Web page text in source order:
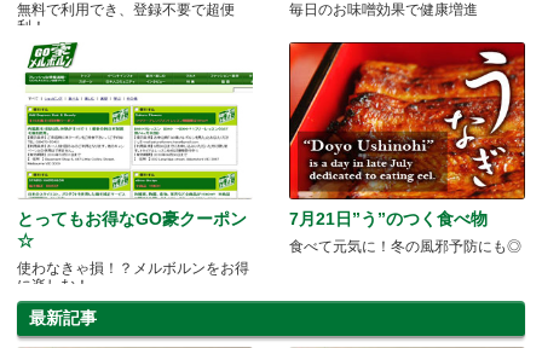
無料で利用でき、登録不要で超便
利！
毎日のお味噌効果で健康増進
とってもお得なGO豪クーポン
☆
使わなきゃ損！？メルボルンをお得
に楽しむ！
7月21日”う”のつく食べ物
食べて元気に！冬の風邪予防にも◎
最新記事